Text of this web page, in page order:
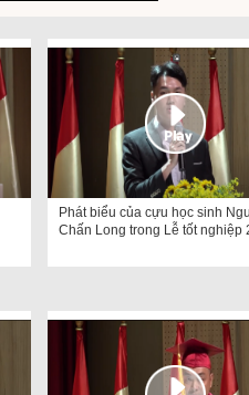
Phát biểu của cựu học sinh
Chấn Long trong Lễ tốt nghiệp